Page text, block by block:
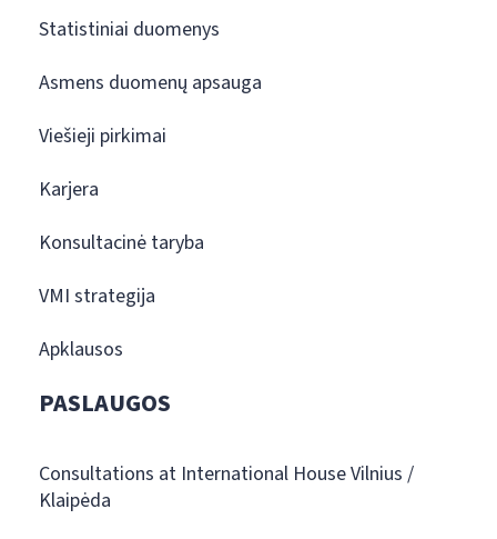
Statistiniai duomenys
Asmens duomenų apsauga
Viešieji pirkimai
Karjera
Konsultacinė taryba
VMI strategija
Apklausos
PASLAUGOS
Consultations at International House Vilnius /
Klaipėda